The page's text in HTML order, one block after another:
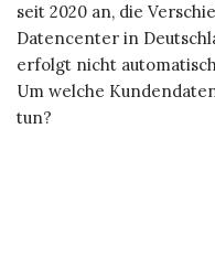
seit 2020 an, die
Datencenter in
erfolgt nicht
Um welche
tun?